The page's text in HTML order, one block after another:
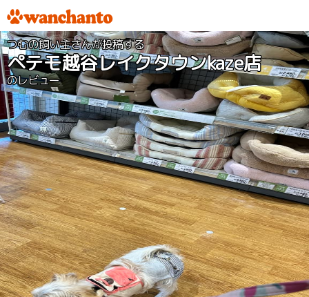
つむの飼い主さんが投稿する
ペテモ越谷レイクタウンkaze店
のレビュー